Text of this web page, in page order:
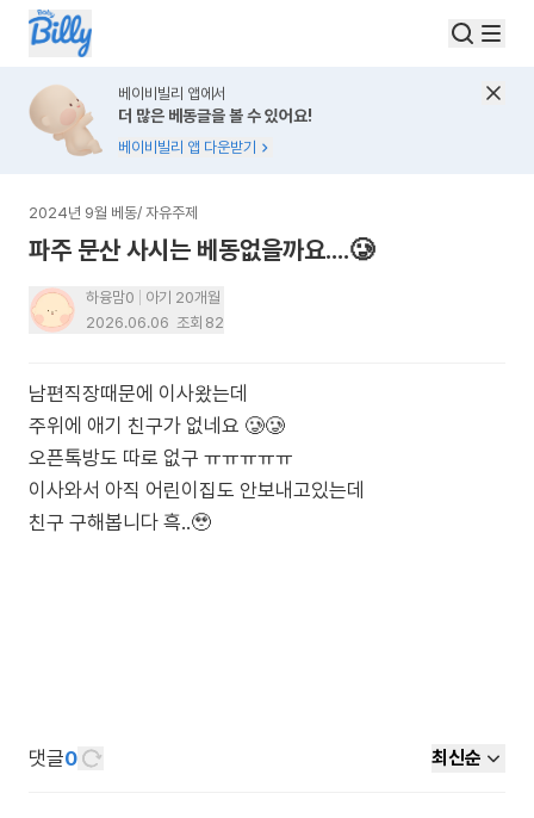
베이비빌리 앱에서
더 많은 베동글을 볼 수 있어요!
베이비빌리 앱 다운받기
2024년 9월 베동/ 자유주제
파주 문산 사시는 베동없을까요....🥲
하융맘0
아기 20개월
2026.06.06 조회 82
남편직장때문에 이사왔는데
주위에 애기 친구가 없네요 🥲🥲
오픈톡방도 따로 없구 ㅠㅠㅠㅠㅠ
이사와서 아직 어린이집도 안보내고있는데
친구 구해봅니다 흑..🥹
댓글0 최신순